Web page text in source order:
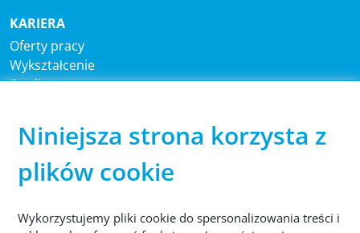
Niniejsza strona korzysta z
plików cookie
Wykorzystujemy pliki cookie do spersonalizowania treści i
KARIERA
Oferty pracy
Wykształcenie
Studia
CENTRALA
®
RecyclingTechnik GmbH
Paffrather Str. 102-116
51465 Bergisch Gladbach
Niemcy